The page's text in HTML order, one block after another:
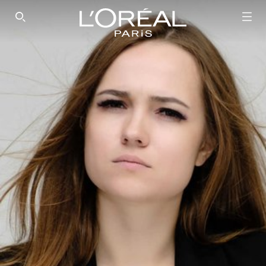
SEARCH THIS SITE